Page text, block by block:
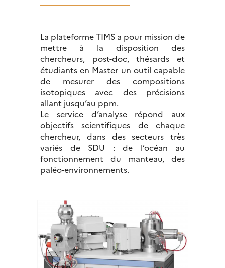
La plateforme TIMS a pour mission de
mettre à la disposition des
chercheurs, post-doc, thésards et
étudiants en Master un outil capable
de mesurer des compositions
isotopiques avec des précisions
allant jusqu’au ppm.
Le service d’analyse répond aux
objectifs scientifiques de chaque
chercheur, dans des secteurs très
variés de SDU : de l’océan au
fonctionnement du manteau, des
paléo-environnements.